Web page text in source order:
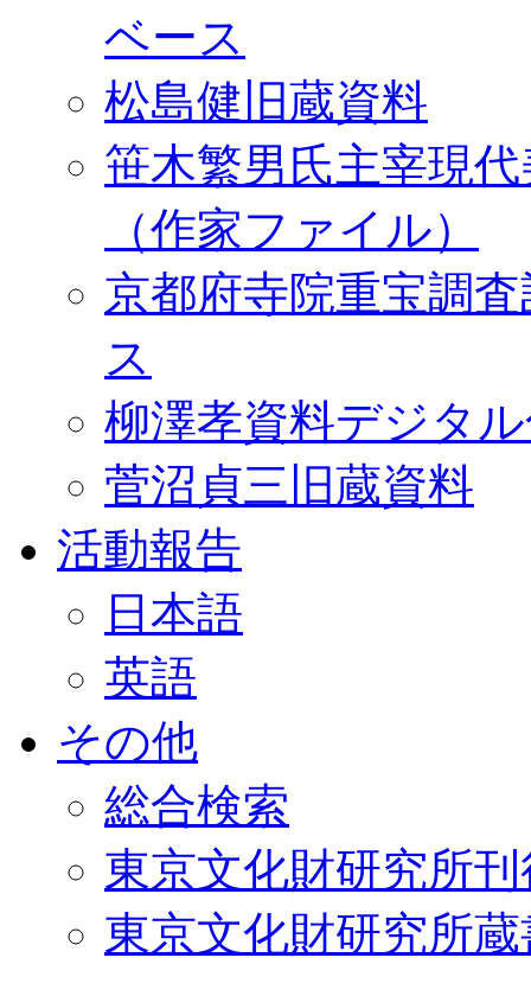
ベース
松島健旧蔵資料
笹木繁男氏主宰現
（作家ファイル）
京都府寺院重宝調
ス
柳澤孝資料デジタ
菅沼貞三旧蔵資料
活動報告
日本語
英語
その他
総合検索
東京文化財研究所
東京文化財研究所